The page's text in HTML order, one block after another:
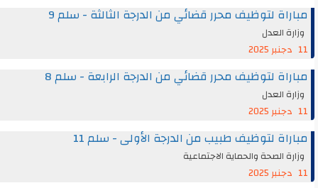
مباراة لتوظيف محرر قضائي من الدرجة الثالثة - سلم 9
وزارة العدل
11 دجنبر 2025
مباراة لتوظيف محرر قضائي من الدرجة الرابعة - سلم 8
وزارة العدل
11 دجنبر 2025
مباراة لتوظيف طبيب من الدرجة الأولى - سلم 11
وزارة الصحة والحماية الاجتماعية
11 دجنبر 2025